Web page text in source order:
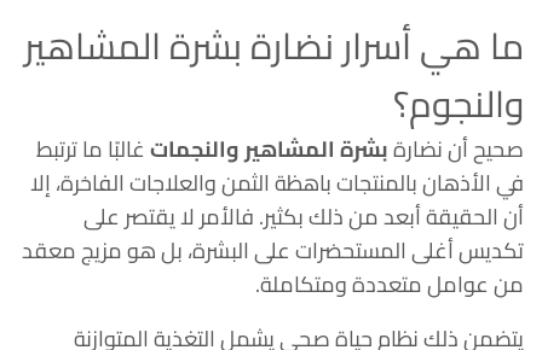
ما هي أسرار نضارة بشرة المشاهير
والنجوم؟
صحيح أن نضارةبشرة المشاهير والنجماتغالبًا ما ترتبط
في الأذهان بالمنتجات باهظة الثمن والعلاجات الفاخرة، إلا
أن الحقيقة أبعد من ذلك بكثير. فالأمر لا يقتصر على
تكديس أغلى المستحضرات على البشرة، بل هو مزيج معقد
من عوامل متعددة ومتكاملة.
يتضمن ذلك نظام حياة صحي يشمل التغذية المتوازنة